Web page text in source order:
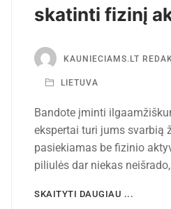
skatinti fizinį
KAUNIECIAMS.LT
LIETUVA
Bandote įminti
ekspertai turi jums svarbią
pasiekiamas be fizinio
piliulės dar niekas
SKAITYTI DAUGIAU ...